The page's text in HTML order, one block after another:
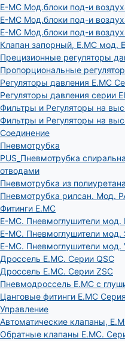
E-MC Мод.блоки под-и
E-MC Мод.блоки под-и
E-MC Мод.блоки под-и
Клапан запорный, E.MC мод.
Прецизионные регуляторы
Пропорциональные
Регуляторы давления E.MC
Регуляторы давления серии
Фильтры и Регуляторы на
Фильтры и Регуляторы на
Соединение
Пневмотрубка
PUS_Пневмотрубка
отводами
Пневмотрубка из
Пневмотрубка рилсан. Мод.
Фитинги E.MC
E-MC. Пневмоглушители мод.
E-MC. Пневмоглушители мод.
E-MC. Пневмоглушители мод.
Дроссель E.MC. Серии QSC
Дроссель E.MC. Серии ZSC
Пневмодроссель E.MC с
Цанговые фитинги E.MC
Управление
Автоматические клапаны,
Обратные клапаны E.MC.